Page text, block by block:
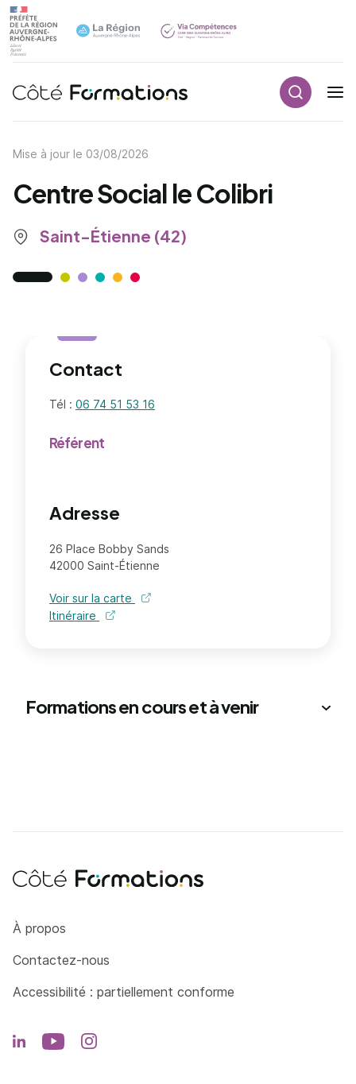
Navigation principale
Mise à jour le 03/08/2026
Centre Social le Colibri
Saint-Étienne (42)
Contact
Tél : 06 74 51 53 16
Référent
Adresse
26 Place Bobby Sands
42000 Saint-Étienne
Voir sur la carte
Itinéraire
Formations en cours et à venir
Côté Formations
À propos
Contactez-nous
Accessibilité : partiellement conforme